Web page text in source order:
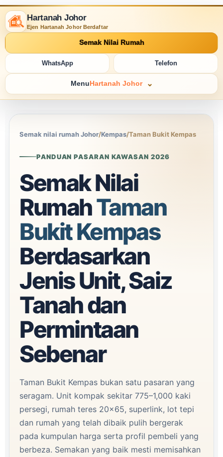
Hartanah Johor
Ejen Hartanah Johor Berdaftar
Semak Nilai Rumah
WhatsApp Telefon
Menu Hartanah Johor
Semak nilai rumah Johor/Kempas/Taman Bukit Kempas
PANDUAN PASARAN KAWASAN 2026
Semak Nilai
RumahTaman
Bukit Kempas
Berdasarkan
Jenis Unit, Saiz
Tanah dan
Permintaan
Sebenar
Taman Bukit Kempas bukan satu pasaran yang
seragam. Unit kompak sekitar 775–1,000 kaki
persegi, rumah teres 20×65, superlink, lot tepi
dan rumah yang telah dibaik pulih bergerak
pada kumpulan harga serta profil pembeli yang
berbeza. Semakan yang baik mesti memisahkan